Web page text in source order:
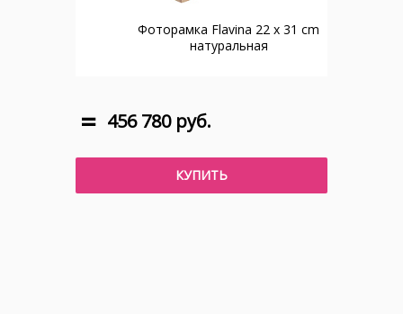
Фоторамка Flavina 22 x 31 cm
натуральная
456 780 руб.
КУПИТЬ